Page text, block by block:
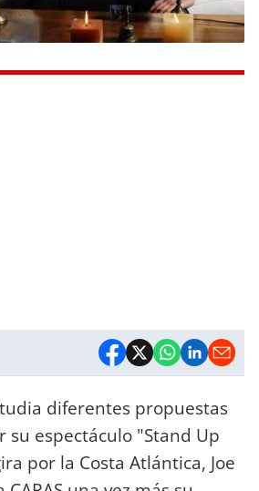
diferentes propuestas
su espectáculo "Stand Up
por la Costa Atlántica, Joe